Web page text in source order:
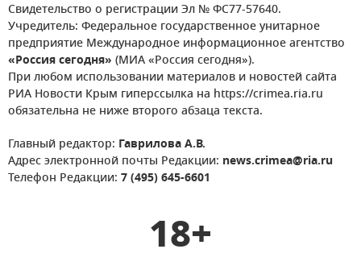
Свидетельство о регистрации Эл № ФС77-57640.
Учредитель: Федеральное государственное унитарное
предприятие Международное информационное агентство
«Россия сегодня» (МИА «Россия сегодня»).
При любом использовании материалов и новостей сайта
РИА Новости Крым гиперссылка на https://crimea.ria.ru
обязательна не ниже второго абзаца текста.
Главный редактор: Гаврилова А.В.
Адрес электронной почты Редакции: news.crimea@ria.ru
Телефон Редакции: 7 (495) 645-6601
18+